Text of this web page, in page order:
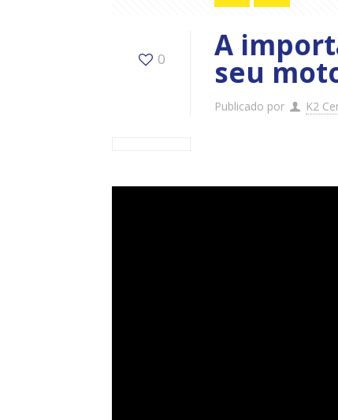
0 A
seu
Publicado por K2